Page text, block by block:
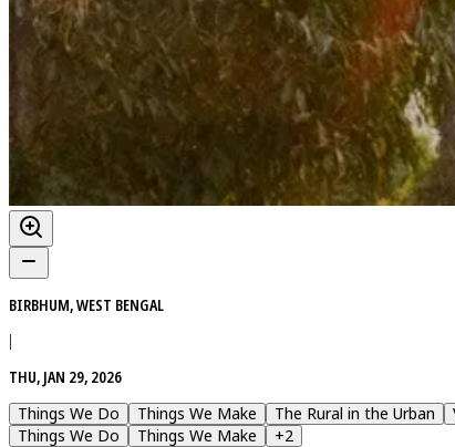
BIRBHUM, WEST BENGAL
|
THU, JAN 29, 2026
Things We Do
Things We Make The Rural in the Urban
Things We Do
Things We Make +2